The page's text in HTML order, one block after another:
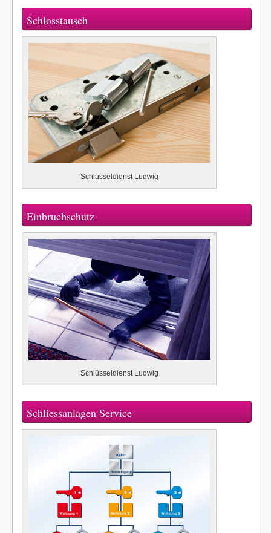
Schlosstausch
Schlüsseldienst Ludwig
Einbruchschutz
Schlüsseldienst Ludwig
Schliessanlagen Service